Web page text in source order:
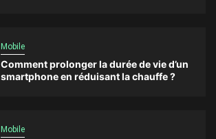
Mobile
Comment prolonger la durée de vie d’un
smartphone en réduisant la chauffe ?
Mobile